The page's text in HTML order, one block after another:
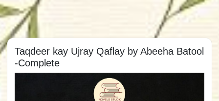
Taqdeer kay Ujray Qaflay by Abeeha Batool
-Complete